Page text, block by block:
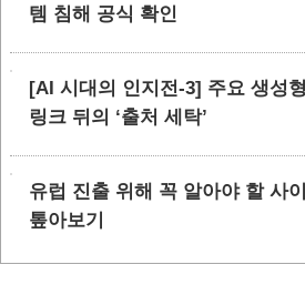
템 침해 공식 확인
[AI 시대의 인지전-3] 주요 생성
링크 뒤의 ‘출처 세탁’
유럽 진출 위해 꼭 알아야 할 사
톺아보기